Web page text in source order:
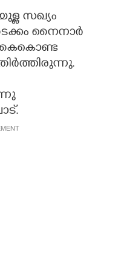
സഖ്യം
നൈനാർ